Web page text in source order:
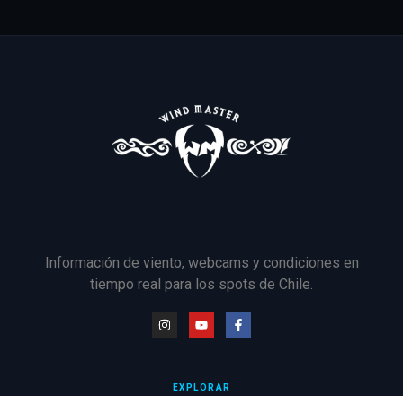
Información de viento, webcams y condiciones en
tiempo real para los spots de Chile.
EXPLORAR